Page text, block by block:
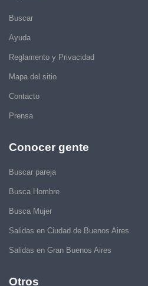
Buscar
Ayuda
Reglamento y Privacidad
Mapa del sitio
Contacto
Prensa
Conocer gente
Buscar pareja
Busca Hombre
Busca Mujer
Salidas en Ciudad de Buenos Aires
Salidas en Gran Buenos Aires
Otros